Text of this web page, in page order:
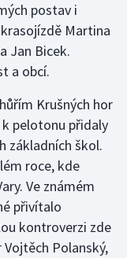
postav i
Martina
Jan Bicek.
a obcí.
Krušných hor
k pelotonu přidaly
základních škol.
roce, kde
Ve známém
přivítalo
kontroverzi zde
Polanský,